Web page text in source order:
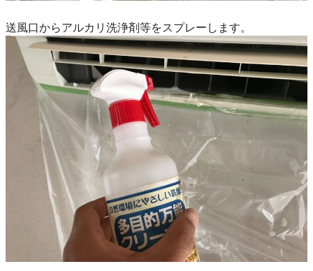
送風口からアルカリ洗浄剤等をスプレーします。